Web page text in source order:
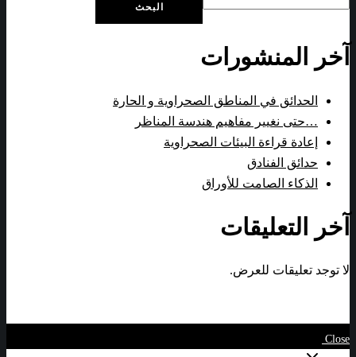
البحث
آخر المنشورات
الحدائق في المناطق الصحراوية و الحارة
…حتى نغيير مفاهيم هندسة المناظر
إعادة قراءة البيئات الصحراوية
حدائق الفنادق
الذكاء الصامت للأوراق
آخر التعليقات
لا توجد تعليقات للعرض.
Close